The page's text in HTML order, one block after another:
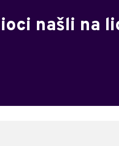
našli na